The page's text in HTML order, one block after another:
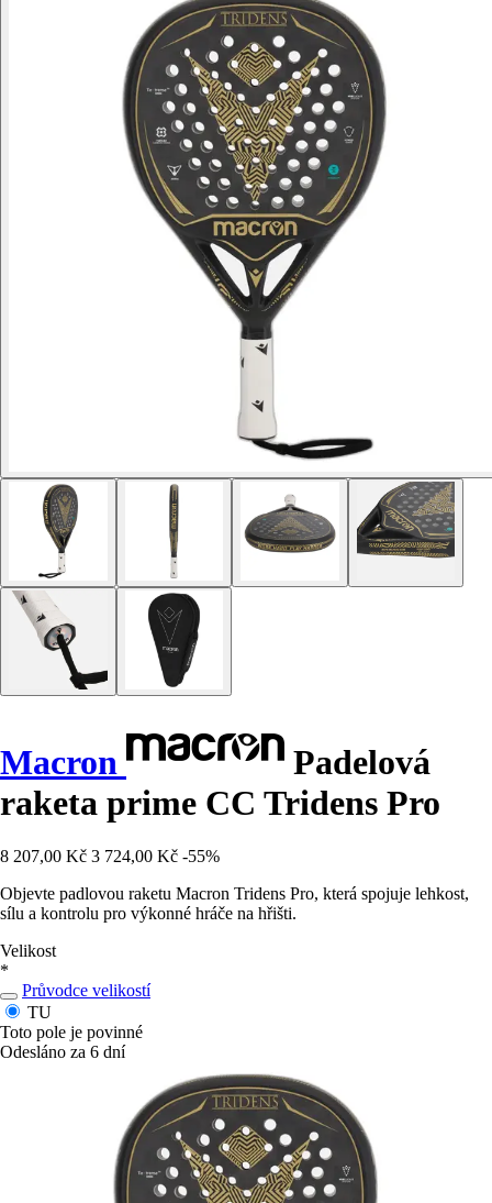
Macron
Padelová
raketa prime CC Tridens Pro
8 207,00 Kč 3 724,00 Kč -55%
Objevte padlovou raketu Macron Tridens Pro, která spojuje lehkost,
sílu a kontrolu pro výkonné hráče na hřišti.
Velikost
*
Průvodce velikostí
TU
Toto pole je povinné
Odesláno za 6 dní